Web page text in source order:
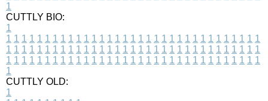
1
CUTTLY BIO:
1
1 1 1 1 1 1 1 1 1 1 1 1 1 1 1 1 1 1 1 1 1 1 1 1 1 1 1 1 1 1 1 1 1
1 1 1 1 1 1 1 1 1 1 1 1 1 1 1 1 1 1 1 1 1 1 1 1 1 1 1 1 1 1 1 1 1
1 1 1 1 1 1 1 1 1 1 1 1 1 1 1 1 1 1 1 1 1 1 1 1 1 1 1 1 1 1 1 1 1
1
CUTTLY OLD:
1